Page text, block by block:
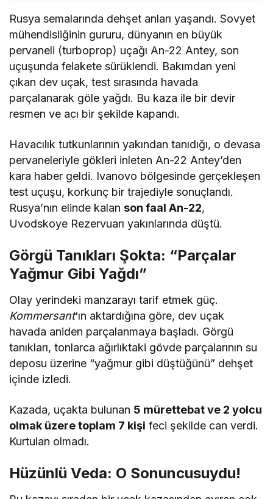
Rusya semalarında dehşet anları yaşandı. Sovyet
mühendisliğinin gururu, dünyanın en büyük
pervaneli (turboprop) uçağı An-22 Antey, son
uçuşunda felakete sürüklendi. Bakımdan yeni
çıkan dev uçak, test sırasında havada
parçalanarak göle yağdı. Bu kaza ile bir devir
resmen ve acı bir şekilde kapandı.
Havacılık tutkunlarının yakından tanıdığı, o devasa
pervaneleriyle gökleri inleten An-22 Antey’den
kara haber geldi. Ivanovo bölgesinde gerçekleşen
test uçuşu, korkunç bir trajediyle sonuçlandı.
Rusya’nın elinde kalanson faal An-22,
Uvodskoye Rezervuarı yakınlarında düştü.
Görgü Tanıkları Şokta: “Parçalar
Yağmur Gibi Yağdı”
Olay yerindeki manzarayı tarif etmek güç.
Kommersant‘ın aktardığına göre, dev uçak
havada aniden parçalanmaya başladı. Görgü
tanıkları, tonlarca ağırlıktaki gövde parçalarının su
deposu üzerine “yağmur gibi düştüğünü” dehşet
içinde izledi.
Kazada, uçakta bulunan 5 mürettebat ve 2 yolcu
olmak üzere toplam 7 kişi feci şekilde can verdi.
Kurtulan olmadı.
Hüzünlü Veda: O Sonuncusuydu!